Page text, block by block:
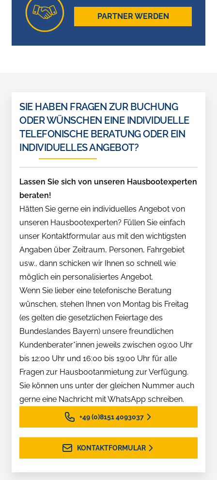
PARTNER WERDEN
SIE HABEN FRAGEN ZUR BUCHUNG
ODER WÜNSCHEN EINE INDIVIDUELLE
TELEFONISCHE BERATUNG ODER EIN
INDIVIDUELLES ANGEBOT?
Lassen Sie sich von unseren Hausbootexperten
beraten!
Hätten Sie gerne ein individuelles Angebot von
unseren Hausbootexperten? Füllen Sie einfach
unser Kontaktformular aus mit den wichtigsten
Angaben über Zeitraum, Personen, Fahrgebiet
usw., dann schicken wir Ihnen so schnell wie
möglich ein personalisiertes Angebot.
Wenn Sie lieber eine telefonische Beratung
wünschen, stehen Ihnen von Montag bis Freitag
(es gelten die gesetzlichen Feiertage des
Bundeslandes Bayern) unsere freundlichen
Kundenberater*innen jeweils zwischen 09:00 Uhr
bis 12:00 Uhr und 16:00 bis 19:00 Uhr für alle
Fragen zur Hausbootanmietung zur Verfügung.
Sie können uns unter der gleichen Nummer auch
gerne eine Nachricht mit WhatsApp schreiben.
+49 (0)8151 4093037
KONTAKTFORMULAR